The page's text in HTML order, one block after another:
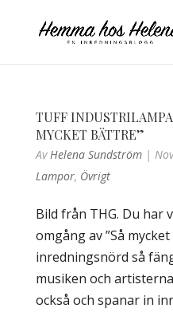
TUFF
MYCKET BÄTTRE”
AvHelena Sundström|
Lampor, Övrigt
Bild från THG. Du har
omgång av ”Så
inredningsnörd så
musiken och
också och spanar in